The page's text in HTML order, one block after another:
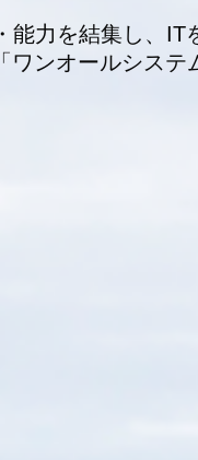
能力を結集し、IT
ワンオールシステ